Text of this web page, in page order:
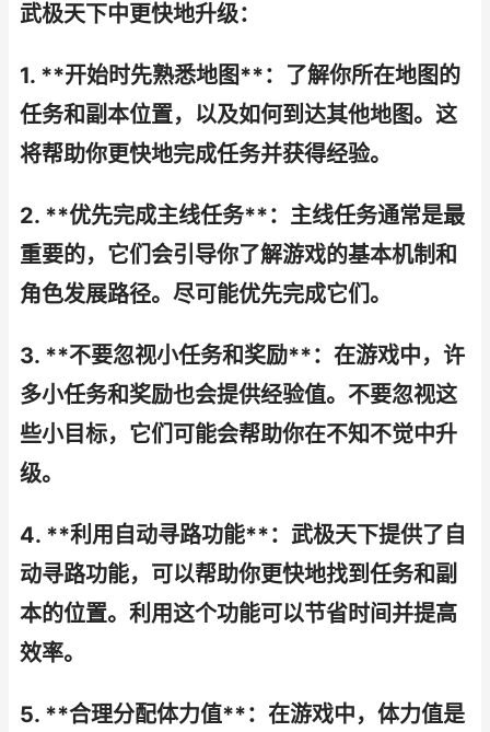
武极天下中更快地升级：
1. **开始时先熟悉地图**：了解你所在地图的
任务和副本位置，以及如何到达其他地图。这
将帮助你更快地完成任务并获得经验。
2. **优先完成主线任务**：主线任务通常是最
重要的，它们会引导你了解游戏的基本机制和
角色发展路径。尽可能优先完成它们。
3. **不要忽视小任务和奖励**：在游戏中，许
多小任务和奖励也会提供经验值。不要忽视这
些小目标，它们可能会帮助你在不知不觉中升
级。
4. **利用自动寻路功能**：武极天下提供了自
动寻路功能，可以帮助你更快地找到任务和副
本的位置。利用这个功能可以节省时间并提高
效率。
5. **合理分配体力值**：在游戏中，体力值是